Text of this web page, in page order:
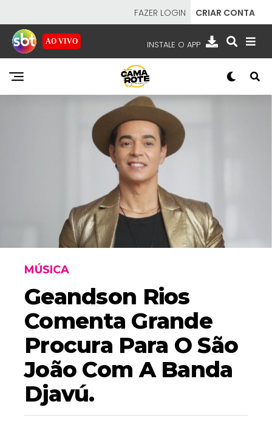
FAZER LOGIN CRIAR CONTA
AO VIVO INSTALE O APP
EMISSORAS
- SISTEMA BRASILEIRO DE TELEVISÃO
MÚSICA
Geandson Rios
Comenta Grande
Procura Para O São
João Com A Banda
Djavú.